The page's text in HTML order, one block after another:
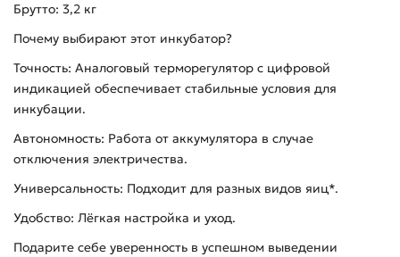
Брутто: 3,2 кг
Почему выбирают этот инкубатор?
Точность: Аналоговый терморегулятор с цифровой
индикацией обеспечивает стабильные условия для
инкубации.
Автономность: Работа от аккумулятора в случае
отключения электричества.
Универсальность: Подходит для разных видов яиц*.
Удобство: Лёгкая настройка и уход.
Подарите себе уверенность в успешном выведении